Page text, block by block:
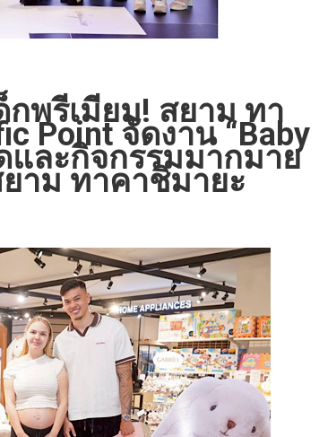
พรีเมียม! สยาม ทา
Point จัดงาน “Baby
และกิจกรรมมากมาย
าม ทาคาชิมายะ